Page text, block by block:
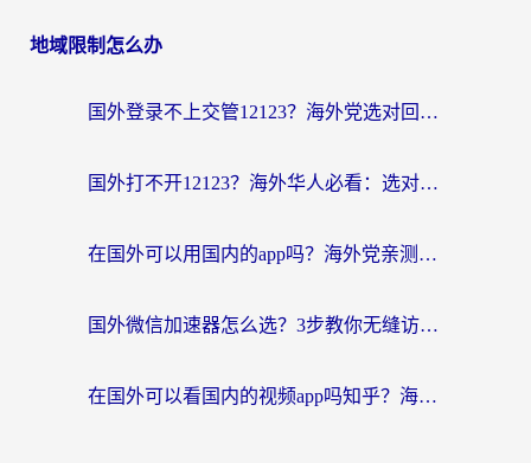
地域限制怎么办
国外登录不上交管12123？海外党选对回国加速器，无缝访问国内资源不发愁
国外打不开12123？海外华人必看：选对回国加速器，无缝访问国内资源
在国外可以用国内的app吗？海外党亲测有效的回国加速方案
国外微信加速器怎么选？3步教你无缝访问国内资源（附避坑指南）
在国外可以看国内的视频app吗知乎？海外党亲测有效的追剧解决方案